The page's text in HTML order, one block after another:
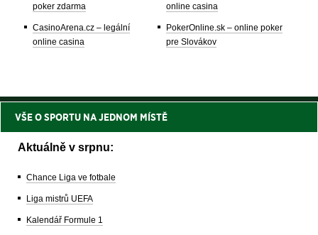
poker zdarma
CasinoArena.cz – legální
online casina
online casina
PokerOnline.sk – online poker
pre Slovákov
VŠE O SPORTU NA JEDNOM MÍSTĚ
Aktuálně v srpnu:
Chance Liga ve fotbale
Liga mistrů UEFA
Kalendář Formule 1